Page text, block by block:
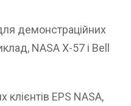
демонстраційних
NASA X-57 і Bell
EPS NASA,